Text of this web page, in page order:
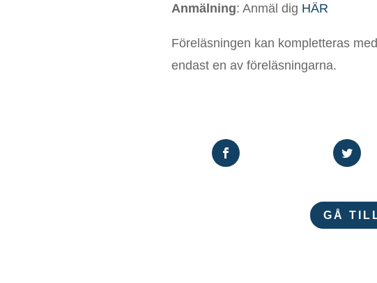
Anmälning: Anmäl dig HÄR
Föreläsningen kan kompletteras
endast en av föreläsningarna.
GÅ